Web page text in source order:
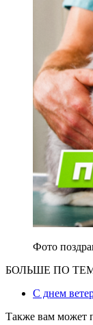
Фото
БОЛЬШЕ ПО
С днем
Также вам может